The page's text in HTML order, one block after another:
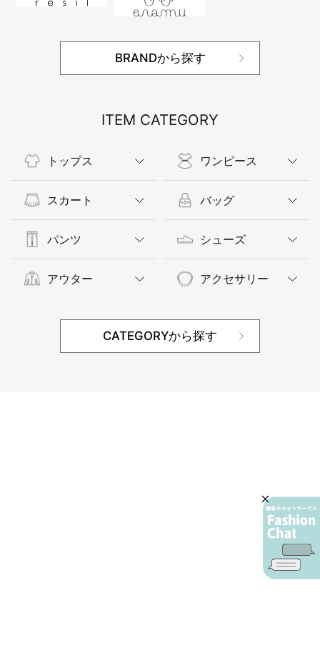
BRANDから探す
ITEM CATEGORY
トップス
スカート
パンツ
アウター
ワンピース
バッグ
シューズ
アクセサリー
CATEGORYから探す